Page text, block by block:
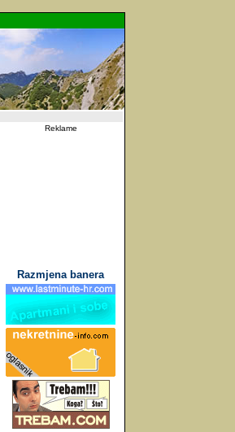
Reklame
Razmjena banera